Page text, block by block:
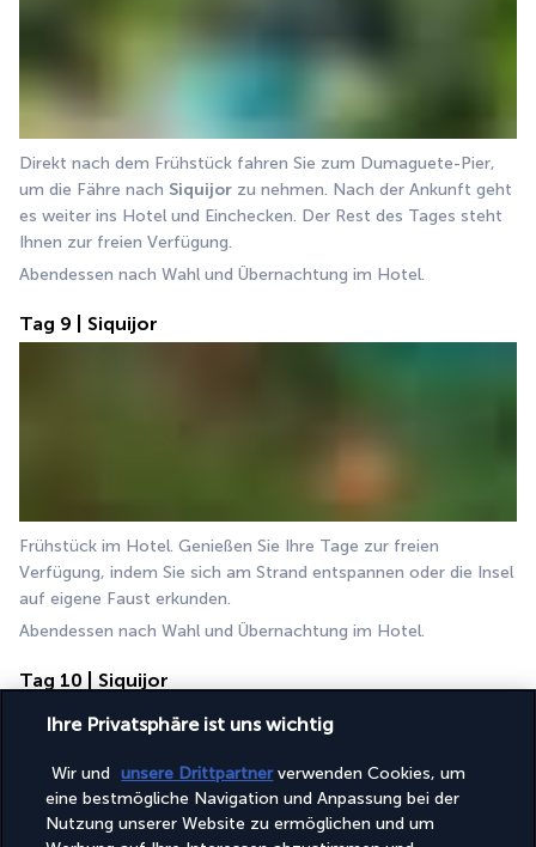
Direkt nach dem Frühstück fahren Sie zum Dumaguete-Pier,
um die Fähre nach Siquijor zu nehmen. Nach der Ankunft geht
es weiter ins Hotel und Einchecken. Der Rest des Tages steht
Ihnen zur freien Verfügung.
Abendessen nach Wahl und Übernachtung im Hotel.
Tag 9 | Siquijor
Frühstück im Hotel. Genießen Sie Ihre Tage zur freien
Verfügung, indem Sie sich am Strand entspannen oder die Insel
auf eigene Faust erkunden.
Abendessen nach Wahl und Übernachtung im Hotel.
Tag 10 | Siquijor
Ihre Privatsphäre ist uns wichtig
Wir und unsere Drittpartnerverwenden Cookies, um
eine bestmögliche Navigation und Anpassung bei der
Nutzung unserer Website zu ermöglichen und um